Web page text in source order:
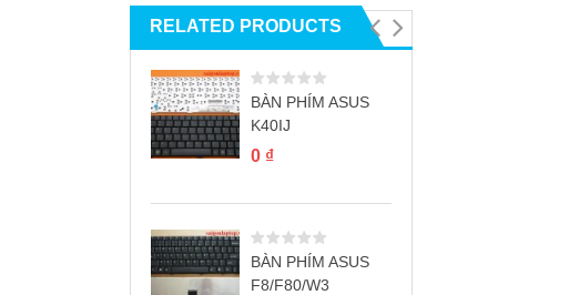
RELATED PRODUCTS
BÀN PHÍM ASUS
K40IJ
0 ₫
BÀN PHÍM ASUS
F8/F80/W3